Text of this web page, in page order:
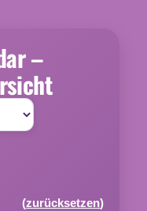
–
(zurücksetzen)